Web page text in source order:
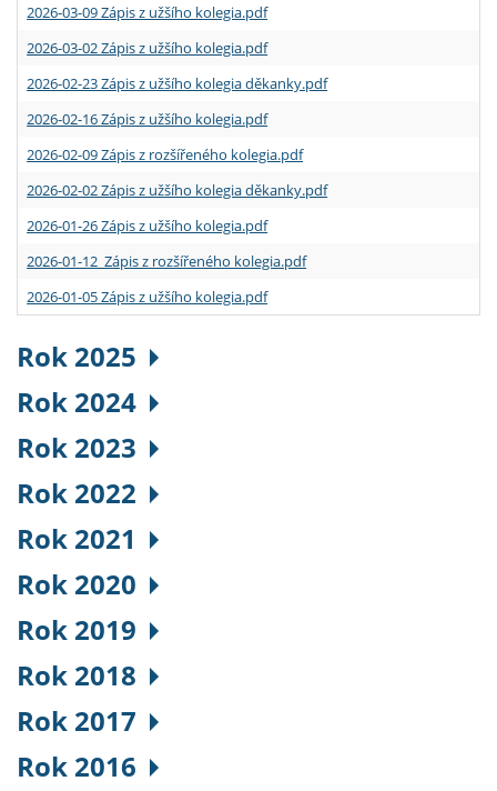
2026-03-09 Zápis z užšího kolegia.pdf
2026-03-02 Zápis z užšího kolegia.pdf
2026-02-23 Zápis z užšího kolegia děkanky.pdf
2026-02-16 Zápis z užšího kolegia.pdf
2026-02-09 Zápis z rozšířeného kolegia.pdf
2026-02-02 Zápis z užšího kolegia děkanky.pdf
2026-01-26 Zápis z užšího kolegia.pdf
2026-01-12 Zápis z rozšířeného kolegia.pdf
2026-01-05 Zápis z užšího kolegia.pdf
Rok 2025
Rok 2024
Rok 2023
Rok 2022
Rok 2021
Rok 2020
Rok 2019
Rok 2018
Rok 2017
Rok 2016